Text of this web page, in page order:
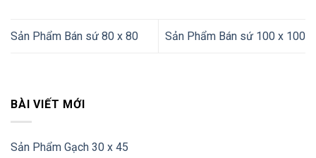
Sản Phẩm Bán sứ 80 x 80 Sản Phẩm Bán sứ 100 x 100
BÀI VIẾT MỚI
Sản Phẩm Gạch 30 x 45